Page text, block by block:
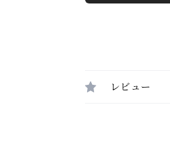
レビュー